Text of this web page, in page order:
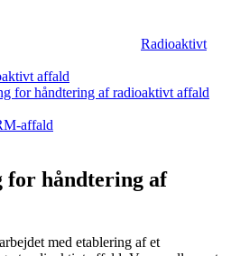
Radioaktivt
affald
for håndtering af radioaktivt affald
affald
for håndtering af
med etablering af et